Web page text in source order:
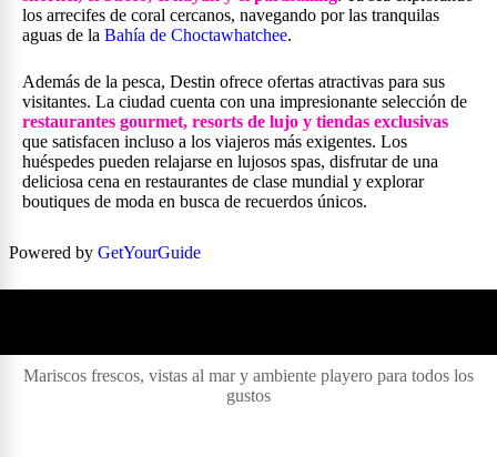
los arrecifes de coral cercanos, navegando por las tranquilas
aguas de la Bahía de Choctawhatchee.
Además de la pesca, Destin ofrece ofertas atractivas para sus
visitantes. La ciudad cuenta con una impresionante selección de
restaurantes gourmet, resorts de lujo y tiendas exclusivas
que satisfacen incluso a los viajeros más exigentes. Los
huéspedes pueden relajarse en lujosos spas, disfrutar de una
deliciosa cena en restaurantes de clase mundial y explorar
boutiques de moda en busca de recuerdos únicos.
Powered by GetYourGuide
Mariscos frescos, vistas al mar y ambiente playero para todos los
gustos